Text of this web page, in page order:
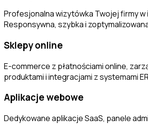
Profesjonalna wizytówka Twojej firmy w
Responsywna, szybka i
Sklepy online
E-commerce z płatnościami online,
produktami i integracjami z systemami
Aplikacje webowe
Dedykowane aplikacje SaaS, panele